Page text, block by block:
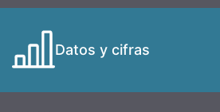
Datos y cifras